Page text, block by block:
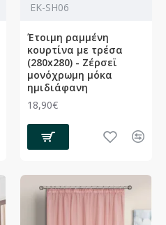
ΕΚ-SH06
Έτοιμη ραμμένη
κουρτίνα με τρέσα
(280x280) - Ζέρσεϊ
μονόχρωμη μόκα
ημιδιάφανη
18,90€